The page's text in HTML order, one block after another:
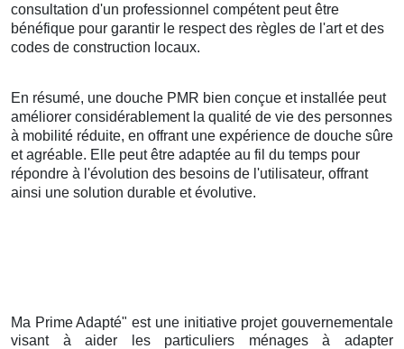
consultation d'un professionnel compétent peut être
bénéfique pour garantir le respect des règles de l'art et des
codes de construction locaux.
En résumé, une douche PMR bien conçue et installée peut
améliorer considérablement la qualité de vie des personnes
à mobilité réduite, en offrant une expérience de douche sûre
et agréable. Elle peut être adaptée au fil du temps pour
répondre à l'évolution des besoins de l'utilisateur, offrant
ainsi une solution durable et évolutive.
Ma Prime Adapté" est une initiative projet gouvernementale
visant à aider les particuliers ménages à adapter